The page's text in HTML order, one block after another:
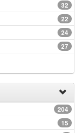
32
22
24
27
204
15